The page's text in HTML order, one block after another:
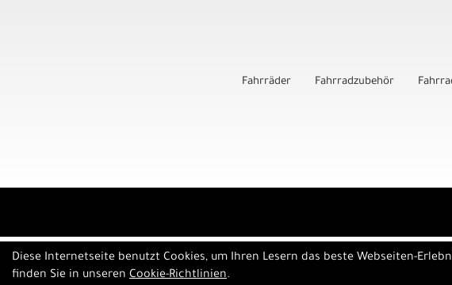
Fahrräder Fahrradzubehör
Diese Internetseite benutzt Cookies, um Ihren Lesern das beste Webseiten-
finden Sie in unseren Cookie-Richtlinien.